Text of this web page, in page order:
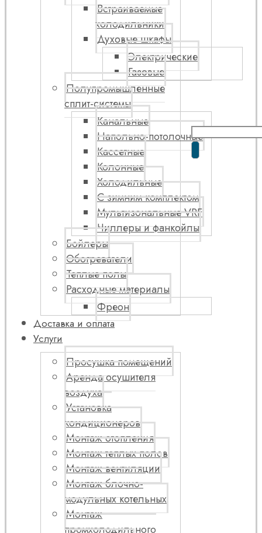
Встраиваемые
холодильники
Духовые шкафы
Электрические
Газовые
Полупромышленные
сплит-системы
Канальные
Напольно-потолочные
Кассетные
Колонные
Холодильные
С зимним комплектом
Мультизональные VRF
Чиллеры и фанкойлы
Бойлеры
Обогреватели
Теплые полы
Расходные материалы
Фреон
Доставка и оплата
Услуги
Просушка помещений
Аренда осушителя
воздуха
Установка
кондиционеров
Монтаж отопления
Монтаж теплых полов
Монтаж вентиляции
Монтаж блочно-
модульных котельных
Монтаж
промхолодильного